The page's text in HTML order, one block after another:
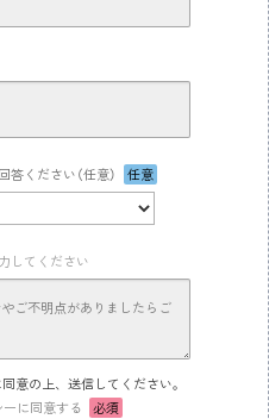
ください（任意） 任意
してください
同意の上、送信してください。
に同意する
必須